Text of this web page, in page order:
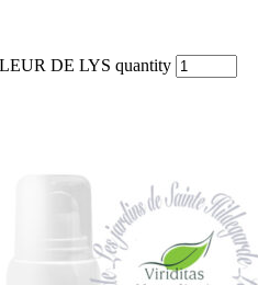
DE LYS quantity